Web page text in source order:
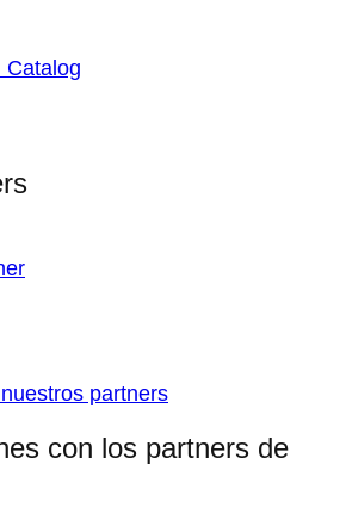
Catalog
partners
con los partners de